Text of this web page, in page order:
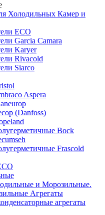
Холодильных Камер и
ECO
Garcia Camara
Karyer
Rivacold
Siarco
Aspera
(Danfoss)
Bock
Frascold
и Морозильные.
Агрегаты
агрегаты